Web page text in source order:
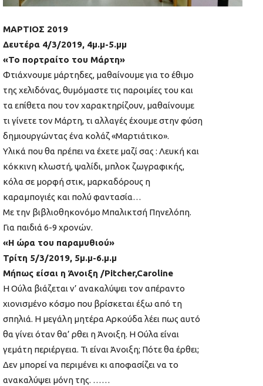
ΜΑΡΤΙΟΣ 2019
Δευτέρα 4/3/2019, 4μ.μ-5.μμ
«Το πορτραίτο του Μάρτη»
Φτιάχνουμε μάρτηδες, μαθαίνουμε για το έθιμο
της χελιδόνας, θυμόμαστε τις παροιμίες του και
τα επίθετα που τον χαρακτηρίζουν, μαθαίνουμε
τι γίνετε τον Μάρτη, τι αλλαγές έχουμε στην φύση
δημιουργώντας ένα κολάζ «Μαρτιάτικο».
Υλικά που θα πρέπει να έχετε μαζί σας : Λευκή και
κόκκινη κλωστή, ψαλίδι, μπλοκ ζωγραφικής,
κόλα σε μορφή στικ, μαρκαδόρους η
καραμπογιές και πολύ φαντασία…
Με την βιβλιοθηκονόμο Μπαλικτσή Πηνελόπη.
Για παιδιά 6-9 χρονών.
«Η ώρα του παραμυθιού»
Τρίτη 5/3/2019, 5μ.μ-6.μ.μ
Μήπως είσαι η Άνοιξη /Pitcher,Caroline
Η Ούλα βιάζεται ν’ ανακαλύψει τον απέραντο
χιονισμένο κόσμο που βρίσκεται έξω από τη
σπηλιά. Η μεγάλη μητέρα Αρκούδα λέει πως αυτό
θα γίνει όταν θα’ ρθει η Άνοιξη. Η Ούλα είναι
γεμάτη περιέργεια. Τι είναι Άνοιξη; Πότε θα έρθει;
Δεν μπορεί να περιμένει κι αποφασίζει να το
ανακαλύψει μόνη της. ……